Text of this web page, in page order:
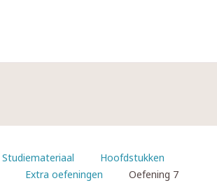
Studiemateriaal
Hoofdstukken
Extra oefeningen Oefening 7